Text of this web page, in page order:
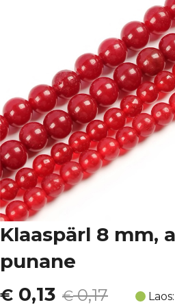
Klaaspärl 8 mm,
punane
€0,17
Algne
€ 0,13
Current
Laos: